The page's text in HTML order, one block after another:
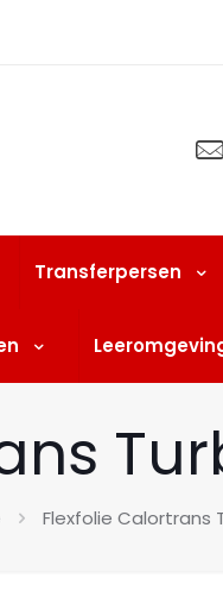
Transferpersen
Flexfolie Calortrans